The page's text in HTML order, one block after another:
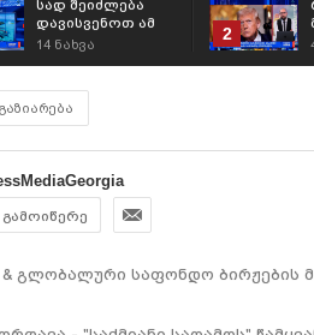
სად შეიძლება
დავისვენოთ ამ
ზაფხულს? -
14 ნახვა
2
გაზიარება
გამოიწერე
გლობალური საფონდო ბირჟების